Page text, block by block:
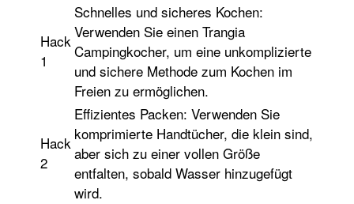
Hack
1
Schnelles und sicheres Kochen:
Verwenden Sie einen Trangia
Campingkocher, um eine unkomplizierte
und sichere Methode zum Kochen im
Freien zu ermöglichen.
Hack
2
Effizientes Packen: Verwenden Sie
komprimierte Handtücher, die klein sind,
aber sich zu einer vollen Größe
entfalten, sobald Wasser hinzugefügt
wird.